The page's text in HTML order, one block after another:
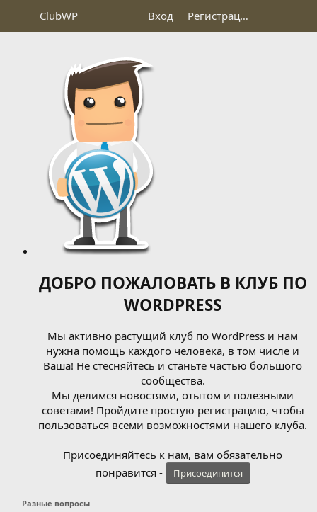
ClubWP Вход Регистрация
ДОБРО ПОЖАЛОВАТЬ В КЛУБ ПО
WORDPRESS
Мы активно растущий клуб по WordPress и нам
нужна помощь каждого человека, в том числе и
Ваша! Не стесняйтесь и станьте частью большого
сообщества.
Мы делимся новостями, отытом и полезными
советами! Пройдите простую регистрацию, чтобы
пользоваться всеми возможностями нашего клуба.
Присоединяйтесь к нам, вам обязательно
понравится -
Присоединится
Разные вопросы